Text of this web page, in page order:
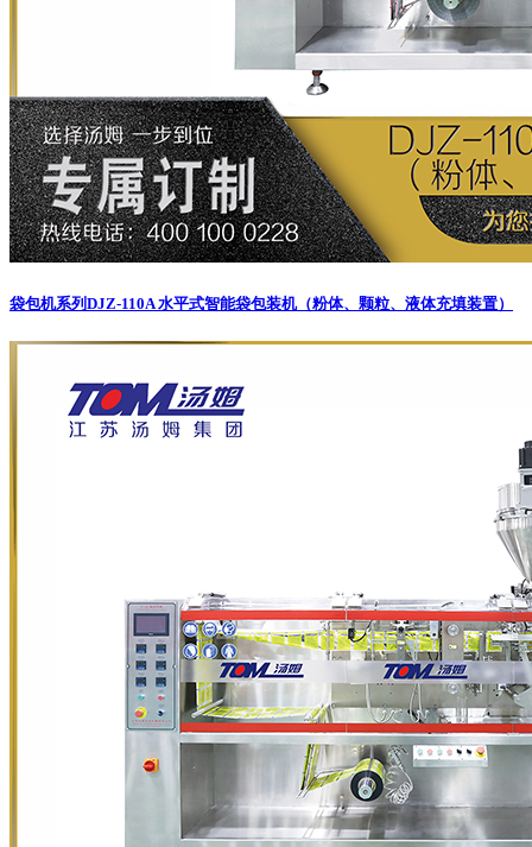
袋包机系列 DJZ-110A 水平式智能袋包装机（粉体、颗粒、液体充填装置）